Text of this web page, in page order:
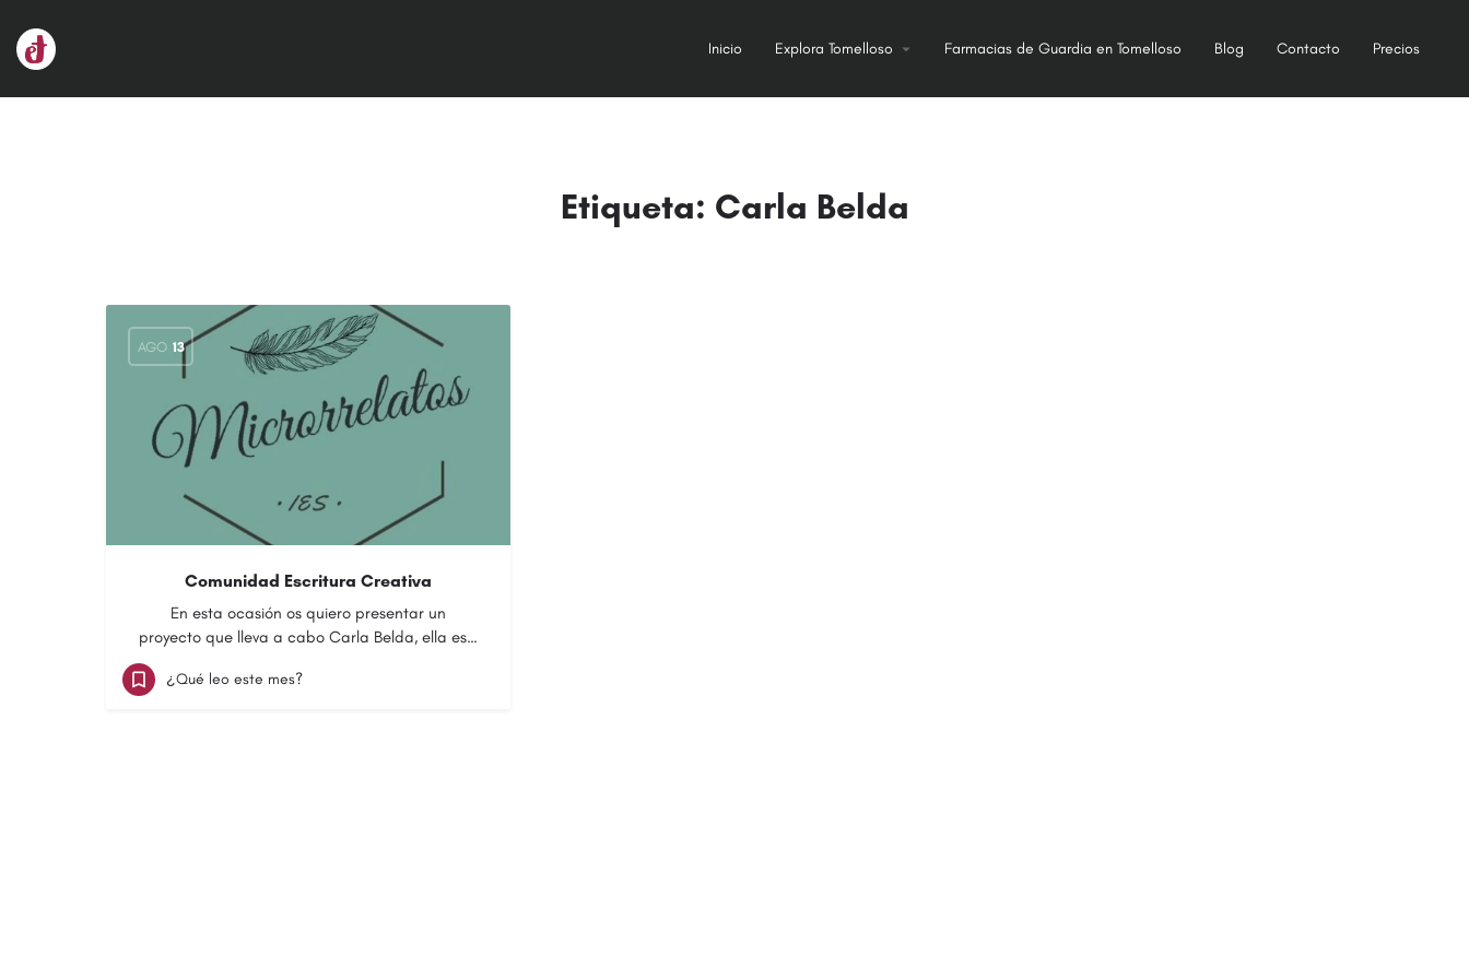
Inicio Explora Tomelloso Farmacias de Guardia en Tomelloso Blog Contacto Precios
Etiqueta: Carla Belda
AGO 13
Comunidad Escritura Creativa
En esta ocasión os quiero presentar un
proyecto que lleva a cabo Carla Belda, ella es…
¿Qué leo este mes?